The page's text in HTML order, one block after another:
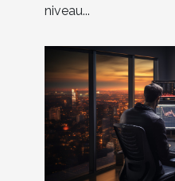
niveau...